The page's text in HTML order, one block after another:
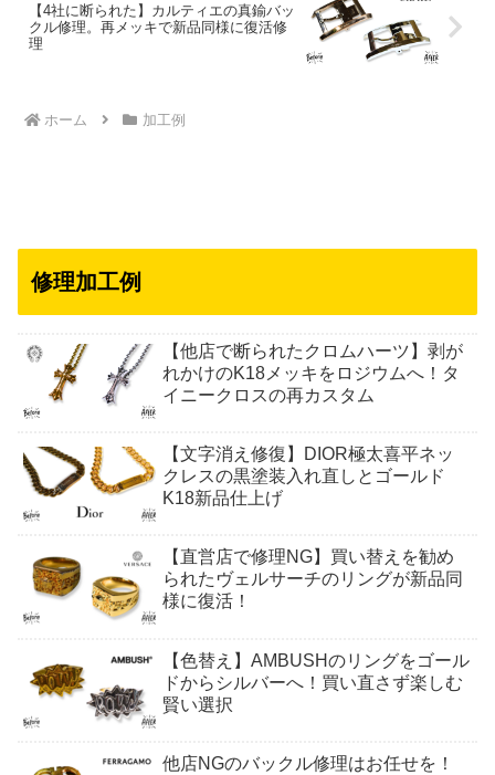
【4社に断られた】カルティエの真鍮バッ
クル修理。再メッキで新品同様に復活修
理
ホーム 加工例
修理加工例
【他店で断られたクロムハーツ】剥が
れかけのK18メッキをロジウムへ！タ
イニークロスの再カスタム
【文字消え修復】DIOR極太喜平ネッ
クレスの黒塗装入れ直しとゴールド
K18新品仕上げ
【直営店で修理NG】買い替えを勧め
られたヴェルサーチのリングが新品同
様に復活！
【色替え】AMBUSHのリングをゴール
ドからシルバーへ！買い直さず楽しむ
賢い選択
他店NGのバックル修理はお任せを！